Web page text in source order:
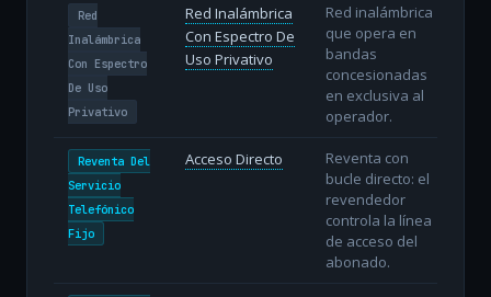
Red
Inalámbrica
Con Espectro
De Uso
Privativo
Red Inalámbrica
Con Espectro De
Uso Privativo
Red inalámbrica
que opera en
bandas
concesionadas
en exclusiva al
operador.
Reventa Del
Servicio
Telefónico
Fijo
Acceso Directo
Reventa con
bucle directo: el
revendedor
controla la línea
de acceso del
abonado.